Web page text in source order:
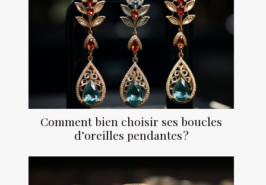
Comment bien choisir ses boucles
d’oreilles pendantes ?